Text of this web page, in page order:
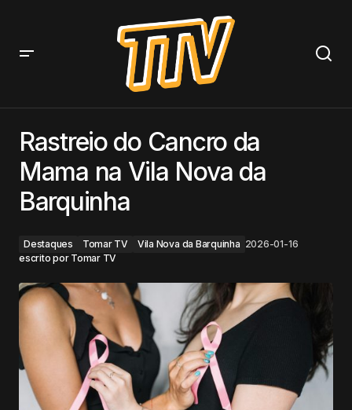
Barquinha
Rastreio do Cancro da
Mama na Vila Nova da
Barquinha
Destaques Tomar TV Vila Nova da Barquinha 2026-01-16
escrito por Tomar TV